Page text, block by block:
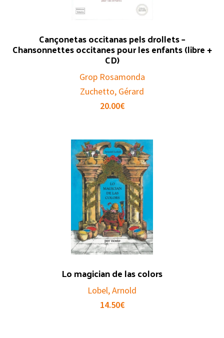
Cançonetas occitanas pels drollets –
Chansonnettes occitanes pour les enfants (libre +
CD)
Grop Rosamonda
Zuchetto, Gérard
20.00€
Lo magician de las colors
Lobel, Arnold
14.50€